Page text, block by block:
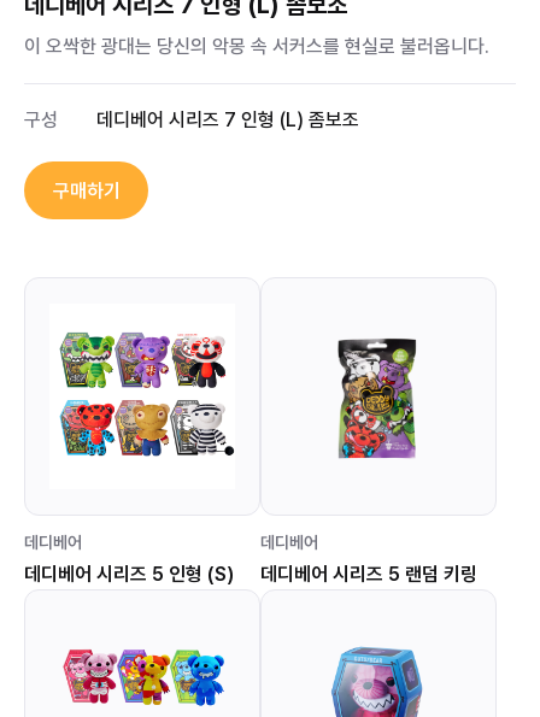
이 오싹한 광대는 당신의 악몽 속 서커스를 현실로 불러옵니다.
구성 데디베어 시리즈 7 인형 (L) 좀보조
구매하기
데디베어
데디베어 시리즈 5 인형 (S)
데디베어
데디베어 시리즈 5 랜덤 키링